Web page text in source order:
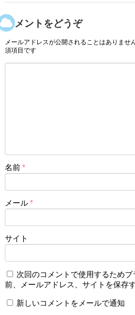
コメントをどうぞ
メールアドレスが公開されることはありません
須項目です
名前 *
メール *
サイト
次回のコメントで使用するため
前、メールアドレス、サイトを保存す
新しいコメントをメールで通知